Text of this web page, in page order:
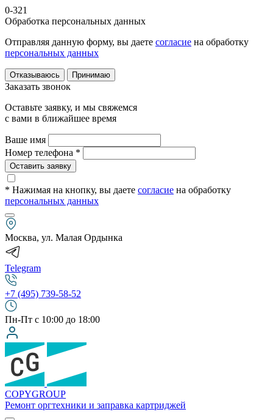
0-321
Обработка персональных данных
Отправляя данную форму, вы даете согласие на обработку
персональных данных
Отказываюсь Принимаю
Заказать звонок
Оставьте заявку, и мы свяжемся
с вами в ближайшее время
Ваше имя
Номер телефона *
Оставить заявку
* Нажимая на кнопку, вы даете согласие на обработку
персональных данных
Москва, ул. Малая Ордынка
Telegram
+7 (495) 739-58-52
Пн-Пт с 10:00 до 18:00
COPYGROUP
Ремонт оргтехники и заправка картриджей